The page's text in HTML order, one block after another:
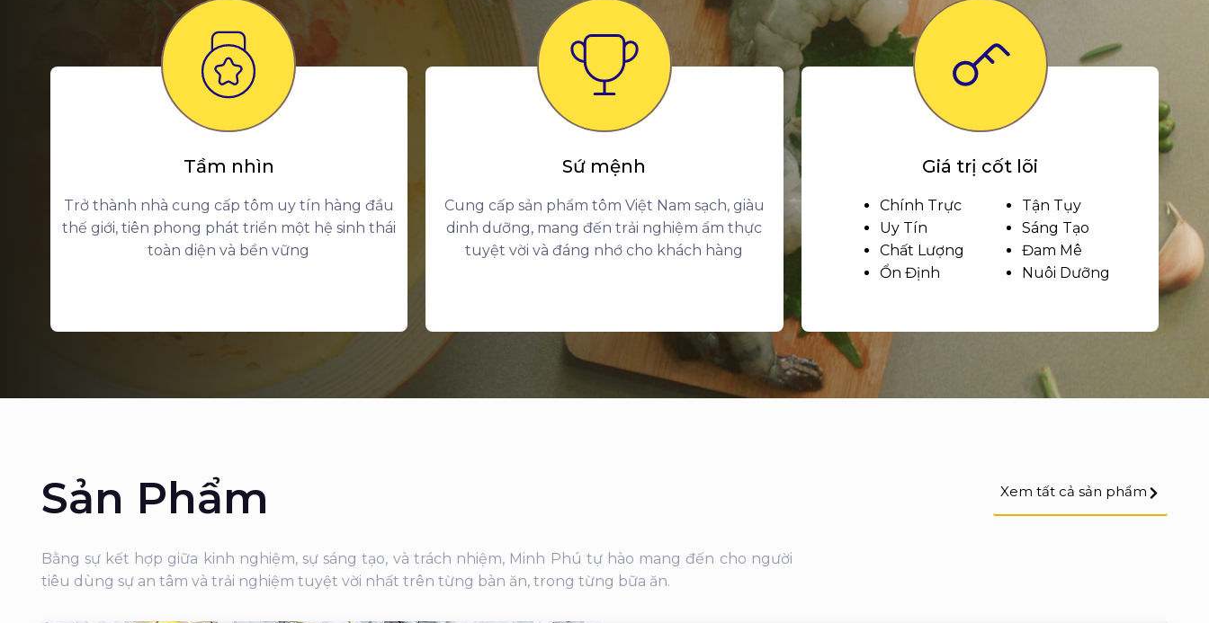
Tầm nhìn
Trở thành nhà cung cấp tôm uy tín hàng đầu
thế giới, tiên phong phát triển một hệ sinh thái
toàn diện và bền vững
Sứ mệnh
Cung cấp sản phẩm tôm Việt Nam sạch, giàu
dinh dưỡng, mang đến trải nghiệm ẩm thực
tuyệt vời và đáng nhớ cho khách hàng
Giá trị cốt lõi
Chính Trực
Uy Tín
Chất Lượng
Ổn Định
Tận Tụy
Sáng Tạo
Đam Mê
Nuôi Dưỡng
Sản Phẩm Xem tất cả sản phẩm
Bằng sự kết hợp giữa kinh nghiệm, sự sáng tạo, và trách nhiệm, Minh Phú tự hào mang đến cho người
tiêu dùng sự an tâm và trải nghiệm tuyệt vời nhất trên từng bàn ăn, trong từng bữa ăn.